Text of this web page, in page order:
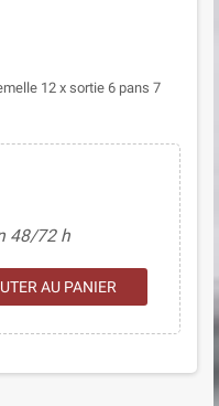
12 x sortie 6 pans 7
48/72 h
AU PANIER